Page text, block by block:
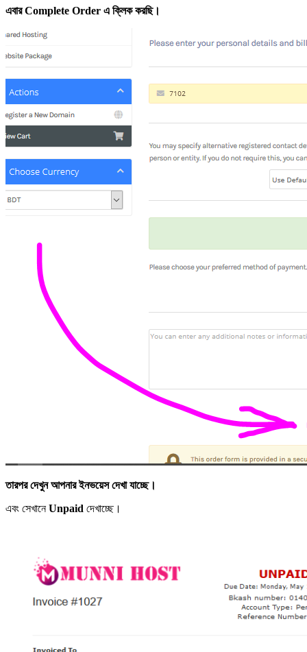
এবার Complete Order এ ক্লিক করছি।
তারপর দেখুন আপনার ইনভয়েস দেখা যাচ্ছে।
এবং সেখানেUnpaid দেখাচ্ছে।